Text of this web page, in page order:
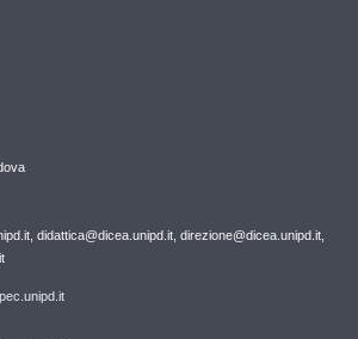
didattica@dicea.unipd.it, direzione@dicea.unipd.it,